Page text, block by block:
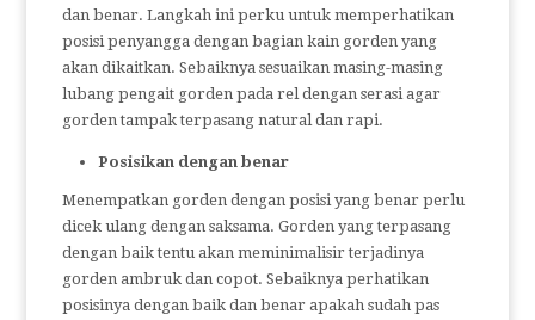
dan benar. Langkah ini perku untuk memperhatikan
posisi penyangga dengan bagian kain gorden yang
akan dikaitkan. Sebaiknya sesuaikan masing-masing
lubang pengait gorden pada rel dengan serasi agar
gorden tampak terpasang natural dan rapi.
Posisikan dengan benar
Menempatkan gorden dengan posisi yang benar perlu
dicek ulang dengan saksama. Gorden yang terpasang
dengan baik tentu akan meminimalisir terjadinya
gorden ambruk dan copot. Sebaiknya perhatikan
posisinya dengan baik dan benar apakah sudah pas